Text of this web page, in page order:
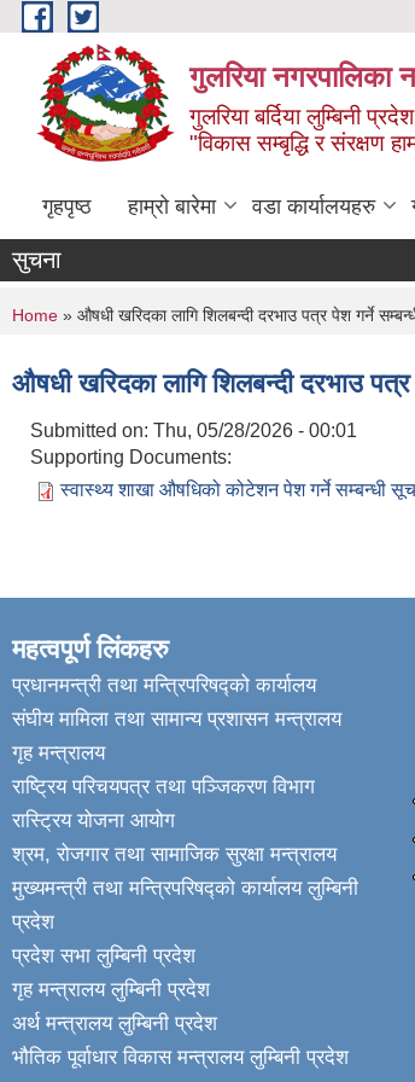
Skip to main content
गुलरिया नगरपालिका
गुलरिया बर्दिया लुम्बिनी
"विकास सम्बृद्धि र संरक्षण
गृहपृष्ठ हाम्रो बारेमा वडा कार्यालयहरु
सुचना
You are here
Home » औषधी खरिदका लागि शिलबन्दी दरभाउ पत्र पेश गर्ने
औषधी खरिदका लागि शिलबन्दी दरभाउ
Submitted on: Thu, 05/28/2026 - 00:01
Supporting Documents:
स्वास्थ्य शाखा औषधिको कोटेशन पेश गर्ने सम्बन्धी
महत्वपूर्ण लिंकहरु
प्रधानमन्त्री तथा मन्त्रिपरिषद्को कार्यालय
संघीय मामिला तथा सामान्य प्रशासन मन्त्रालय
गृह मन्त्रालय
राष्ट्रिय परिचयपत्र तथा पञ्जिकरण विभाग
रास्ट्रिय योजना आयोग
श्रम, रोजगार तथा सामाजिक सुरक्षा मन्त्रालय
मुख्यमन्त्री तथा मन्त्रिपरिषद्को कार्यालय लुम्बिनी
प्रदेश
प्रदेश सभा लुम्बिनी प्रदेश
गृह मन्त्रालय लुम्बिनी प्रदेश
अर्थ मन्त्रालय लुम्बिनी प्रदेश
भौतिक पूर्वाधार विकास मन्त्रालय लुम्बिनी प्रदेश